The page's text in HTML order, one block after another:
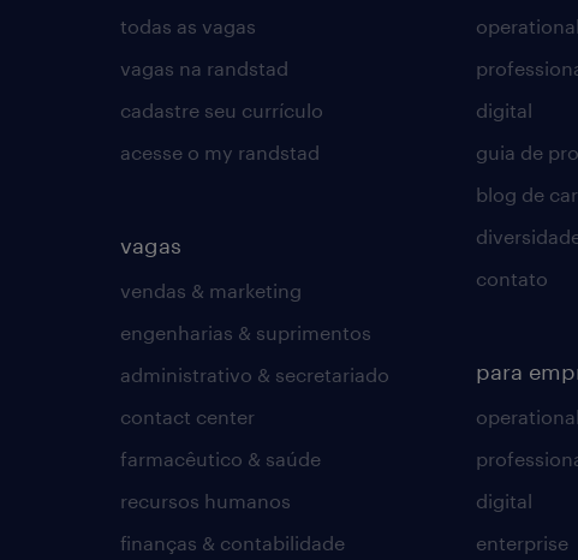
todas as vagas
vagas na randstad
cadastre seu currículo
acesse o my randstad
vagas
vendas & marketing
engenharias & suprimentos
administrativo & secretariado
contact center
farmacêutico & saúde
recursos humanos
finanças & contabilidade
operational
digital
guia de
blog de
contato
para
operational
digital
enterprise